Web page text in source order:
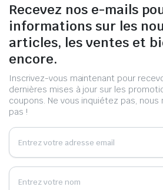
Recevez nos e-mails
informations sur les
articles, les ventes et
encore.
Inscrivez-vous maintenant pour
dernières mises à jour sur les
coupons. Ne vous inquiétez pas, nous
pas !